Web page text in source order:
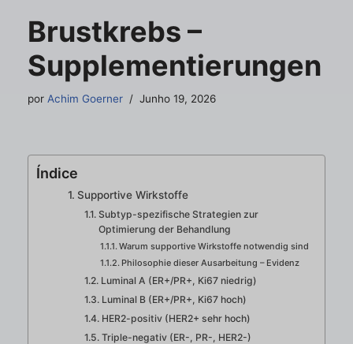
Brustkrebs –
Supplementierungen
por Achim Goerner Junho 19, 2026
Índice
Supportive Wirkstoffe
Subtyp-spezifische Strategien zur
Optimierung der Behandlung
Warum supportive Wirkstoffe notwendig sind
Philosophie dieser Ausarbeitung – Evidenz
Luminal A (ER+/PR+, Ki67 niedrig)
Luminal B (ER+/PR+, Ki67 hoch)
HER2-positiv (HER2+ sehr hoch)
Triple-negativ (ER-, PR-, HER2-)